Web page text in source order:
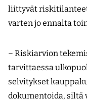
liittyvät
varten jo ennalta
– Riskiarvion
tarvittaessa
selvitykset
dokumentoida, siltä